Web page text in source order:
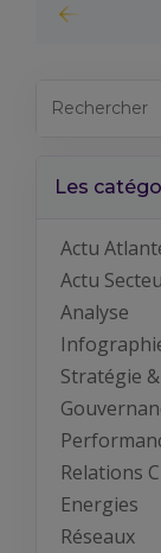
Les
Actu
Actu
Analyse
Stratégie
Relations
Energies
Réseaux